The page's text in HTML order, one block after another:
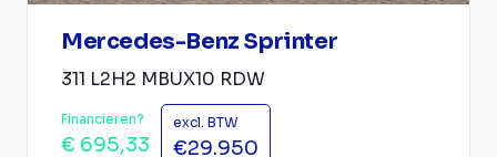
Mercedes-Benz Sprinter
311 L2H2 MBUX10 RDW
Financieren?
€ 695,33
excl. BTW
€29.950